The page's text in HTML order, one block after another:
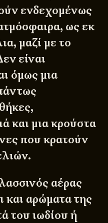
ενδεχομένως
ως εκ
μαζί με το
είναι
όμως μια
και μια κρούστα
που κρατούν
αέρας
και αρώματα της
του ιωδίου ή